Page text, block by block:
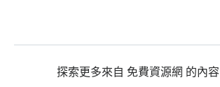
探索更多來自 免費資源網 的內容